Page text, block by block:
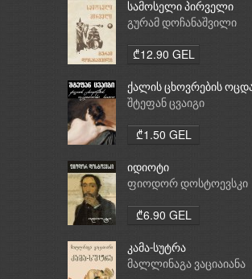
სამოსელი პირველი
გურამ დოჩანაშვილი
₾12.90 GEL
ქალის ცხოვრების
საათი
შტეფან ცვაიგი
₾1.50 GEL
იდიოტი
ფიოდორ დოსტოევსკი
₾6.90 GEL
კამა-სუტრა
მალლინაგა ვაციაიანა